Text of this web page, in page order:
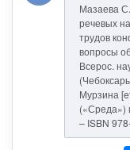
Мазаева
речевых
трудов
вопросы
Всерос.
Мурзина
(«Среда»)
– ISBN